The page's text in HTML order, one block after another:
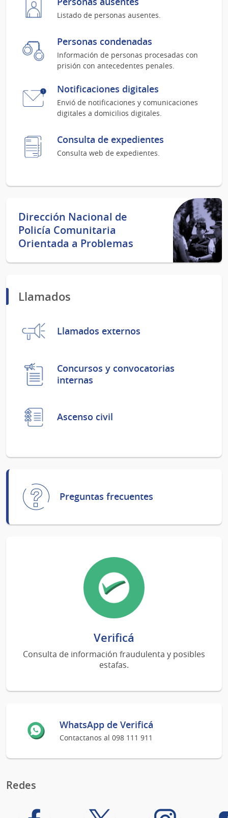
Listado de personas ausentes.
Personas condenadas
Información de personas procesadas con
prisión con antecedentes penales.
Notificaciones digitales
Envió de notificaciones y comunicaciones
digitales a domicilios digitales.
Consulta de expedientes
Consulta web de expedientes.
Dirección Nacional de
Policía Comunitaria
Orientada a Problemas
Llamados
Llamados externos
Concursos y convocatorias
internas
Ascenso civil
Preguntas frecuentes
Verificá
Consulta de información fraudulenta y posibles
estafas.
WhatsApp de Verificá
Contactanos al 098 111 911
Redes